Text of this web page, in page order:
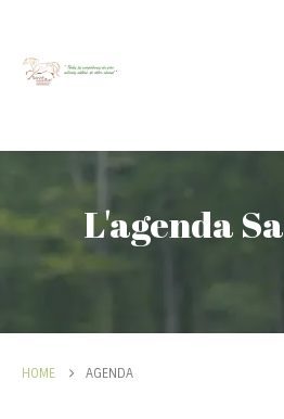
L'agenda
HOME AGENDA